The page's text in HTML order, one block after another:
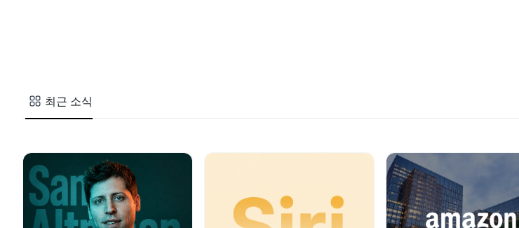
최근 소식